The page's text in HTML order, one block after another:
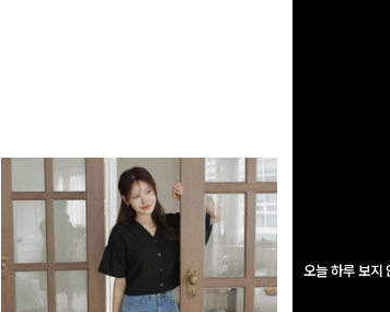
오늘 하루 보지